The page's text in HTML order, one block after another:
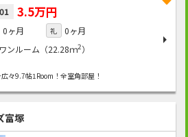
3.5万円
0ヶ月 礼
0ヶ月
ワンルーム（22.28ｍ2）
9.7帖1Room！全室角部屋！
富塚